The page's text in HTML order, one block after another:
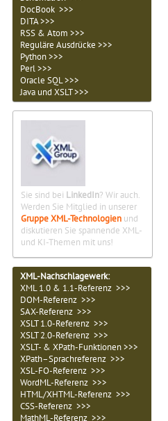
DocBook >>>
DITA >>>
RSS & Atom >>>
Reguläre Ausdrücke >>>
Python >>>
Perl >>>
Oracle SQL >>>
Java und XSLT >>>
Sie sind bei LinkedIn? Wir auch.
Werden Sie Mitglied in unserer
Gruppe XML-Technologien und
diskutieren Sie spannende XML-
und KI-Themen mit uns!
XML-Nachschlagewerk:
XML 1.0 & 1.1-Referenz >>>
DOM-Referenz >>>
SAX-Referenz >>>
XSLT 1.0-Referenz >>>
XSLT 2.0-Referenz >>>
XSLT- & XPath-Funktionen >>>
XPath–Sprachreferenz >>>
XSL-FO-Referenz >>>
WordML-Referenz >>>
HTML/XHTML-Referenz >>>
CSS-Referenz >>>
MathML-Referenz >>>